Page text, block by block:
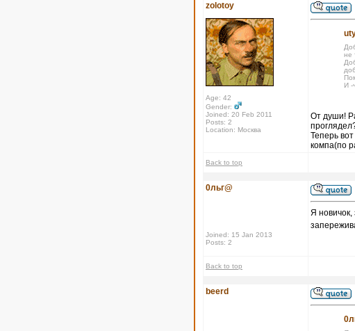
zolotoy
Age: 42
Gender:
Joined: 20 Feb 2011
Posts: 2
Location: Москва
не
И -
От души!
Теперь
компа(по
Back to top
0льг@
Joined: 15 Jan 2013
Posts: 2
Я новичок,
Back to top
beerd